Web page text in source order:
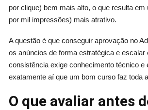
por clique) bem mais alto, o que resulta
por mil impressões) mais atrativo.
A questão é que conseguir aprovação no
os anúncios de forma estratégica e escalar
consistência exige conhecimento técnico e
exatamente aí que um bom curso faz toda
O que avaliar antes